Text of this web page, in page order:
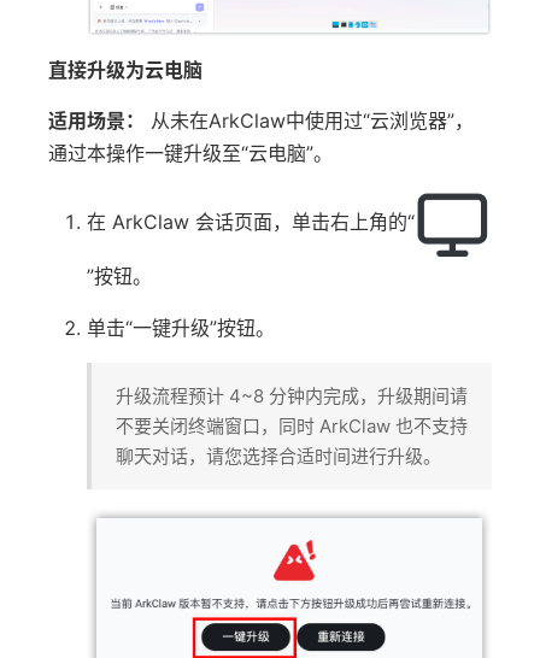
直接升级为云电脑
适用场景：
从未在ArkClaw中使用过“云浏览器”，
通过本操作一键升级至“云电脑”。
在 ArkClaw 会话页面，单击右上角的“
”按钮。
单击“一键升级”按钮。
升级流程预计 4~8 分钟内完成，升级期间请
不要关闭终端窗口，同时 ArkClaw 也不支持
聊天对话，请您选择合适时间进行升级。